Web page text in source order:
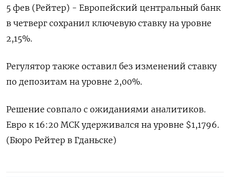
5 фев (Рейтер) - Европейский ⁠центральный банк
в четверг сохранил ⁠ключевую ​ставку ⁠на уровне
⁠2,15%.
Регулятор ‌также ‍оставил без ‌изменений ​ставку
по депозитам на уровне ⁠2,‍00%.
Решение совпало ‌с ожиданиями аналитиков.
Евро к 16:20 ‍МСК ‍удерживался на ‍уровне $1,1796​.
(Бюро ⁠Рейтер в Гданьске)